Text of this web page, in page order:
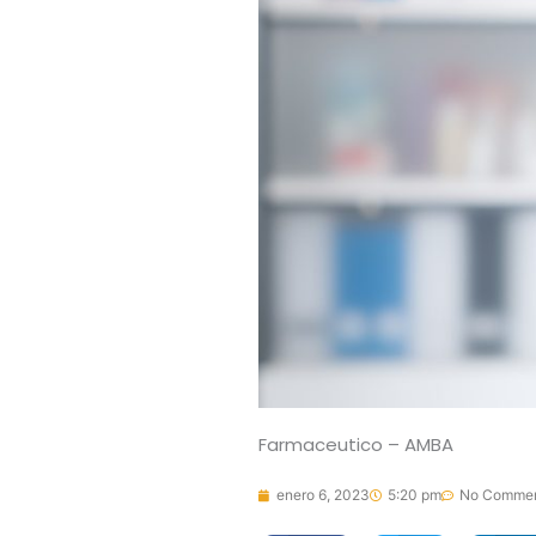
Farmaceutico – AMBA
enero 6, 2023 5:20 pm No